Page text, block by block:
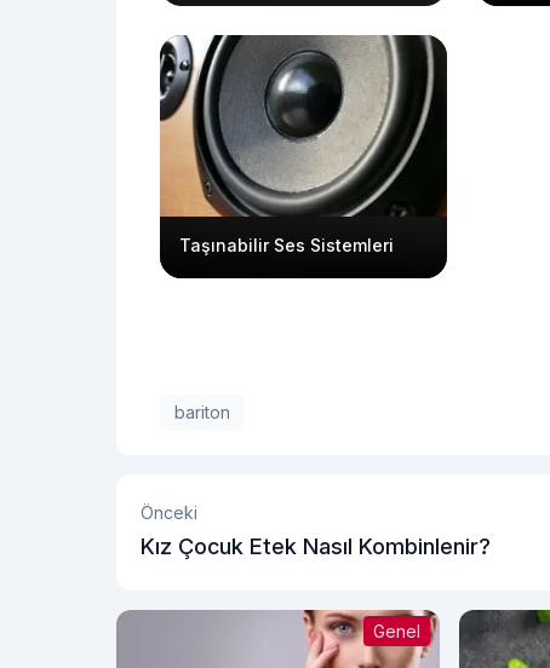
Taşınabilir Ses Sistemleri
bariton
Önceki
Kız Çocuk Etek Nasıl Kombinlenir?
Genel